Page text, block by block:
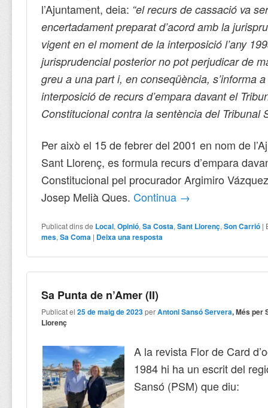
l’Ajuntament, deia: “el recurs de cassació va
encertadament preparat d’acord amb la
vigent en el moment de la interposició l’any
jurisprudencial posterior no pot perjudicar de
greu a una part i, en conseqüència, s’informa
interposició de recurs d’empara davant el
Constitucional contra la sentència del Tribunal
Per això el 15 de febrer del 2001 en nom de
Sant Llorenç, es formula recurs d’empara
Constitucional pel procurador Argimiro
Josep Melià Ques. Continua →
Publicat dins de Local,Opinió,Sa Costa,Sant Llorenç,Son Carrió |
mes,Sa Coma | Deixa una resposta
Sa Punta de n’Amer (II)
Publicat el25 de maig de 2023 perAntoni Sansó Servera, Més per
Llorenç
A la revista Flor de Card
1984 hi ha un escrit del
Sansó (PSM) que diu: